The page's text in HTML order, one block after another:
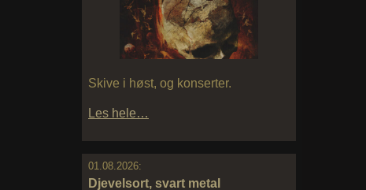
Skive i høst, og konserter.
Les hele…
01.08.2026:
Djevelsort, svart metal